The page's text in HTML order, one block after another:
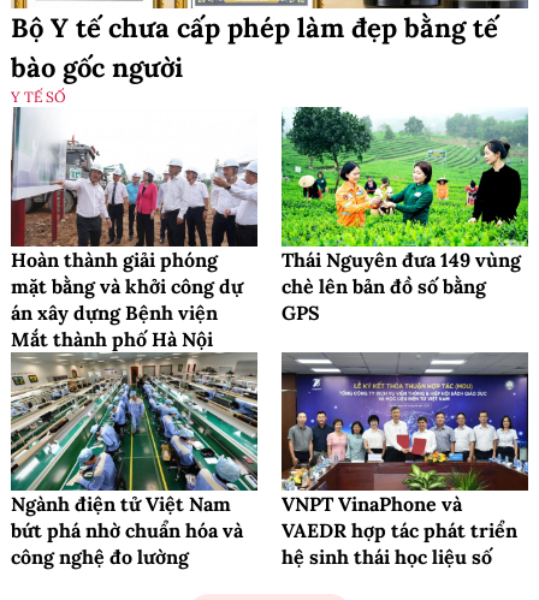
Bộ Y tế chưa cấp phép làm đẹp bằng tế
bào gốc người
Y TẾ SỐ
Hoàn thành giải phóng
mặt bằng và khởi công dự
án xây dựng Bệnh viện
Mắt thành phố Hà Nội
Thái Nguyên đưa 149 vùng
chè lên bản đồ số bằng
GPS
Ngành điện tử Việt Nam
bứt phá nhờ chuẩn hóa và
công nghệ đo lường
VNPT VinaPhone và
VAEDR hợp tác phát triển
hệ sinh thái học liệu số